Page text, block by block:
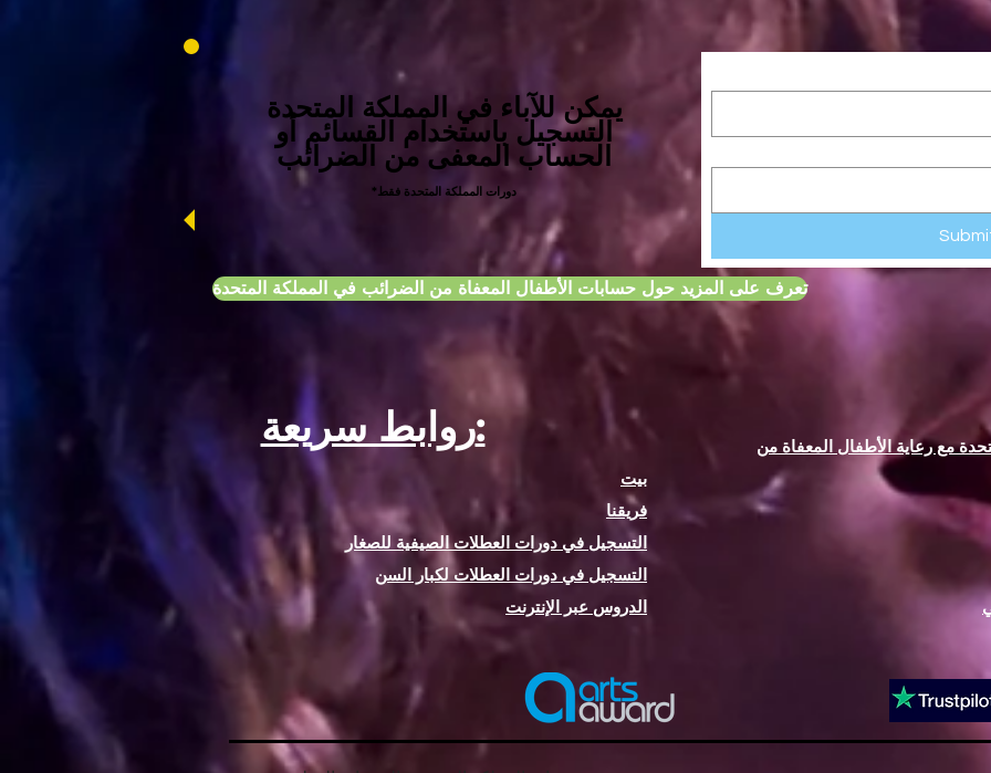
يمكن للآباء في المملكة المتحدة
التسجيل باستخدام القسائم أو
الحساب المعفى من الضرائب
*دورات المملكة المتحدة فقط
تعرف على المزيد حول حسابات الأطفال المعفاة من الضرائب في المملكة المتحدة
روابط سريعة:
بيت
فريقنا
التسجيل في دورات العطلات الصيفية للصغار
التسجيل في دورات العطلات لكبار السن
الدروس عبر الإنترنت
مع رعاية الأطفال المعفاة من